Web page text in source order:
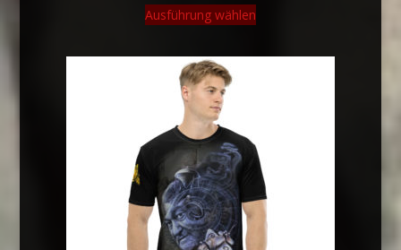
Ausführung wählen